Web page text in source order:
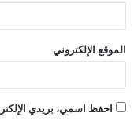
الموقع الإلكتروني
احفظ اسمي، بريدي